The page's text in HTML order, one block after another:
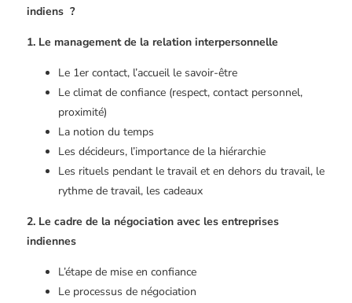
indiens ?
1. Le management de la relation interpersonnelle
Le 1er contact, l’accueil le savoir-être
Le climat de confiance (respect, contact personnel,
proximité)
La notion du temps
Les décideurs, l’importance de la hiérarchie
Les rituels pendant le travail et en dehors du travail, le
rythme de travail, les cadeaux
2. Le cadre de la négociation avec les entreprises
indiennes
L’étape de mise en confiance
Le processus de négociation